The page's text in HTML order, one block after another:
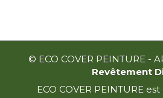
© ECO COVER PEINTURE -
Revêtement
ECO COVER PEINTURE